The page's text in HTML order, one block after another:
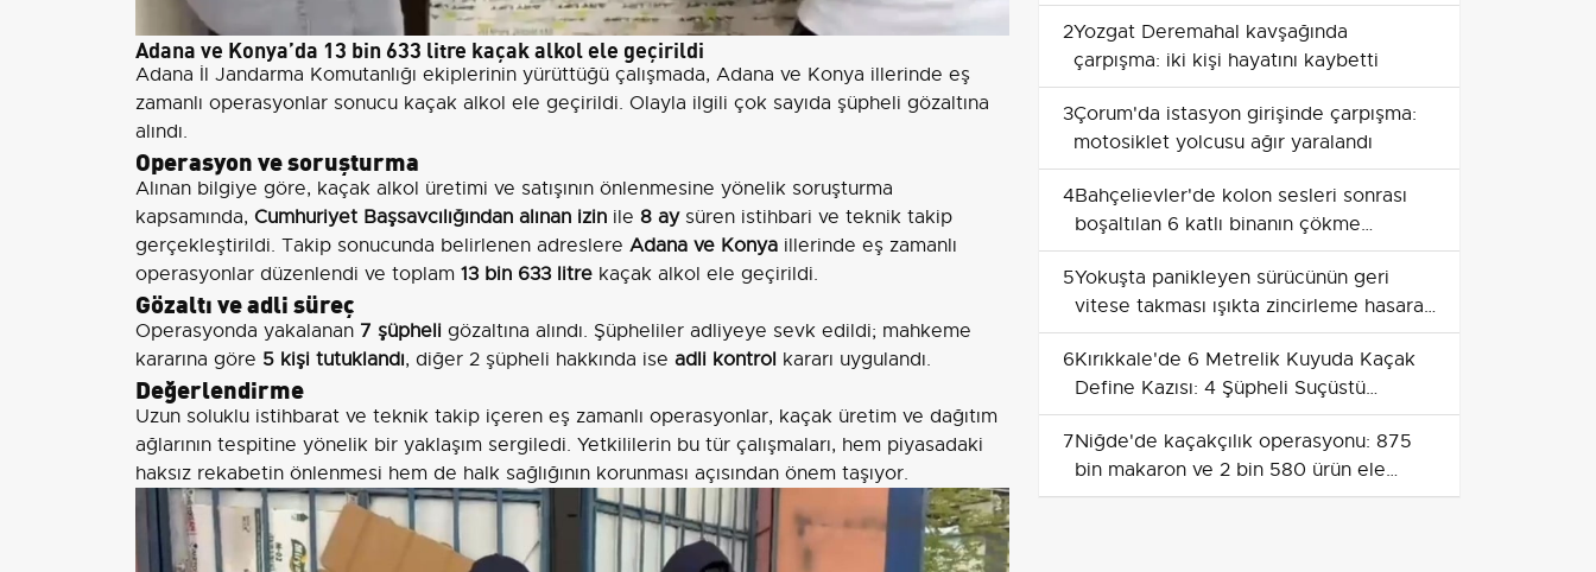
Adana ve Konya’da 13 bin 633 litre kaçak alkol ele geçirildi
Adana İl Jandarma Komutanlığı ekiplerinin yürüttüğü çalışmada, Adana ve Konya illerinde eş
zamanlı operasyonlar sonucu kaçak alkol ele geçirildi. Olayla ilgili çok sayıda şüpheli gözaltına
alındı.
Operasyon ve soruşturma
Alınan bilgiye göre, kaçak alkol üretimi ve satışının önlenmesine yönelik soruşturma
kapsamında, Cumhuriyet Başsavcılığından alınan izin ile 8 aysüren istihbari ve teknik takip
gerçekleştirildi. Takip sonucunda belirlenen adreslere Adana ve Konya illerinde eş zamanlı
operasyonlar düzenlendi ve toplam 13 bin 633 litre kaçak alkol ele geçirildi.
Gözaltı ve adli süreç
Operasyonda yakalanan 7 şüpheli gözaltına alındı. Şüpheliler adliyeye sevk edildi; mahkeme
kararına göre 5 kişi tutuklandı, diğer 2 şüpheli hakkında ise adli kontrol kararı uygulandı.
Değerlendirme
Uzun soluklu istihbarat ve teknik takip içeren eş zamanlı operasyonlar, kaçak üretim ve dağıtım
ağlarının tespitine yönelik bir yaklaşım sergiledi. Yetkililerin bu tür çalışmaları, hem piyasadaki
haksız rekabetin önlenmesi hem de halk sağlığının korunması açısından önem taşıyor.
2Yozgat Deremahal kavşağında
çarpışma: iki kişi hayatını kaybetti
3Çorum'da istasyon girişinde çarpışma:
motosiklet yolcusu ağır yaralandı
4Bahçelievler'de kolon sesleri sonrası
boşaltılan 6 katlı binanın çökme
görüntüleri
5Yokuşta panikleyen sürücünün geri
vitese takması ışıkta zincirleme hasara
yol açtı
6Kırıkkale'de 6 Metrelik Kuyuda Kaçak
Define Kazısı: 4 Şüpheli Suçüstü
Yakalandı
7Niğde'de kaçakçılık operasyonu: 875
bin makaron ve 2 bin 580 ürün ele
geçirildi